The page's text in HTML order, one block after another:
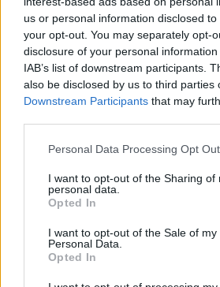
us or personal information disclosed
your opt-out. You may separately opt-
disclosure of your personal
IAB’s list of downstream participants.
also be disclosed by us to third parties
Downstream Participants that may
Personal Data Processing Opt
I want to opt-out of the Sharing of
personal data.
Opted In
I want to opt-out of the Sale of my
Personal Data.
Opted In
Ροή ειδήσεων
18:04
Νεκρή μεγαλόσωμη αρκούδα στην
από πυροβολισμό
17:59
χωρίς νερό!
Πεζοπορία από τη Μίλατο έως την
Σκέψεις για απευθείας αεροπορική